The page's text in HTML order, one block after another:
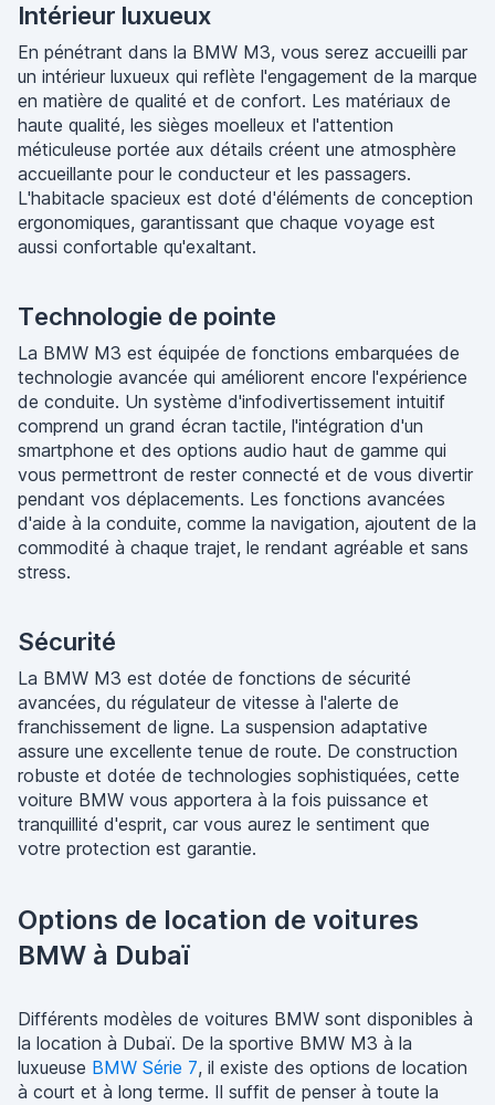
Intérieur luxueux
En pénétrant dans la BMW M3, vous serez accueilli par
un intérieur luxueux qui reflète l'engagement de la marque
en matière de qualité et de confort. Les matériaux de
haute qualité, les sièges moelleux et l'attention
méticuleuse portée aux détails créent une atmosphère
accueillante pour le conducteur et les passagers.
L'habitacle spacieux est doté d'éléments de conception
ergonomiques, garantissant que chaque voyage est
aussi confortable qu'exaltant.
Technologie de pointe
La BMW M3 est équipée de fonctions embarquées de
technologie avancée qui améliorent encore l'expérience
de conduite. Un système d'infodivertissement intuitif
comprend un grand écran tactile, l'intégration d'un
smartphone et des options audio haut de gamme qui
vous permettront de rester connecté et de vous divertir
pendant vos déplacements. Les fonctions avancées
d'aide à la conduite, comme la navigation, ajoutent de la
commodité à chaque trajet, le rendant agréable et sans
stress.
Sécurité
La BMW M3 est dotée de fonctions de sécurité
avancées, du régulateur de vitesse à l'alerte de
franchissement de ligne. La suspension adaptative
assure une excellente tenue de route. De construction
robuste et dotée de technologies sophistiquées, cette
voiture BMW vous apportera à la fois puissance et
tranquillité d'esprit, car vous aurez le sentiment que
votre protection est garantie.
Options de location de voitures
BMW à Dubaï
Différents modèles de voitures BMW sont disponibles à
la location à Dubaï. De la sportive BMW M3 à la
luxueuse BMW Série 7, il existe des options de location
à court et à long terme. Il suffit de penser à toute la